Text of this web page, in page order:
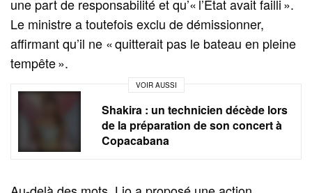
une part de responsabilité et qu’« l’État avait failli ».
Le ministre a toutefois exclu de démissionner,
affirmant qu’il ne « quitterait pas le bateau en pleine
tempête ».
VOIR AUSSI
Shakira : un technicien décède lors
de la préparation de son concert à
Copacabana